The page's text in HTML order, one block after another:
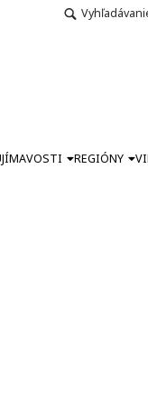
REGIÓNY